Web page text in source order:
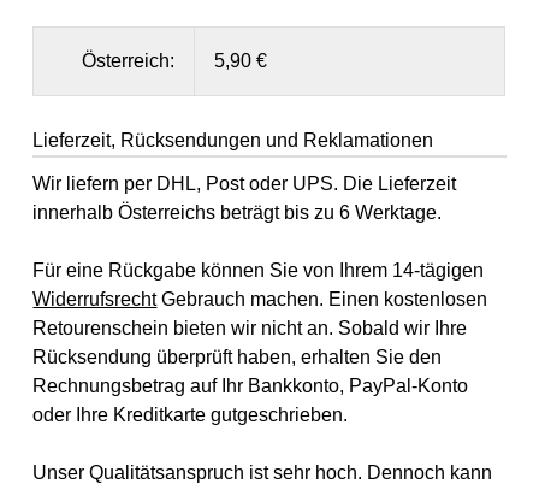
Österreich: 5,90 €
Lieferzeit, Rücksendungen und Reklamationen
Wir liefern per DHL, Post oder UPS. Die Lieferzeit
innerhalb Österreichs beträgt bis zu 6 Werktage.
Für eine Rückgabe können Sie von Ihrem 14-tägigen
WiderrufsrechtGebrauch machen. Einen kostenlosen
Retourenschein bieten wir nicht an. Sobald wir Ihre
Rücksendung überprüft haben, erhalten Sie den
Rechnungsbetrag auf Ihr Bankkonto, PayPal-Konto
oder Ihre Kreditkarte gutgeschrieben.
Unser Qualitätsanspruch ist sehr hoch. Dennoch kann